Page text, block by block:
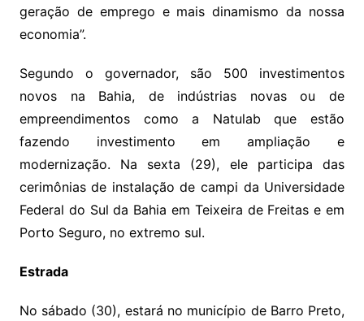
geração de emprego e mais dinamismo da nossa
economia”.
Segundo o governador, são 500 investimentos
novos na Bahia, de indústrias novas ou de
empreendimentos como a Natulab que estão
fazendo investimento em ampliação e
modernização. Na sexta (29), ele participa das
cerimônias de instalação de campi da Universidade
Federal do Sul da Bahia em Teixeira de Freitas e em
Porto Seguro, no extremo sul.
Estrada
No sábado (30), estará no município de Barro Preto,